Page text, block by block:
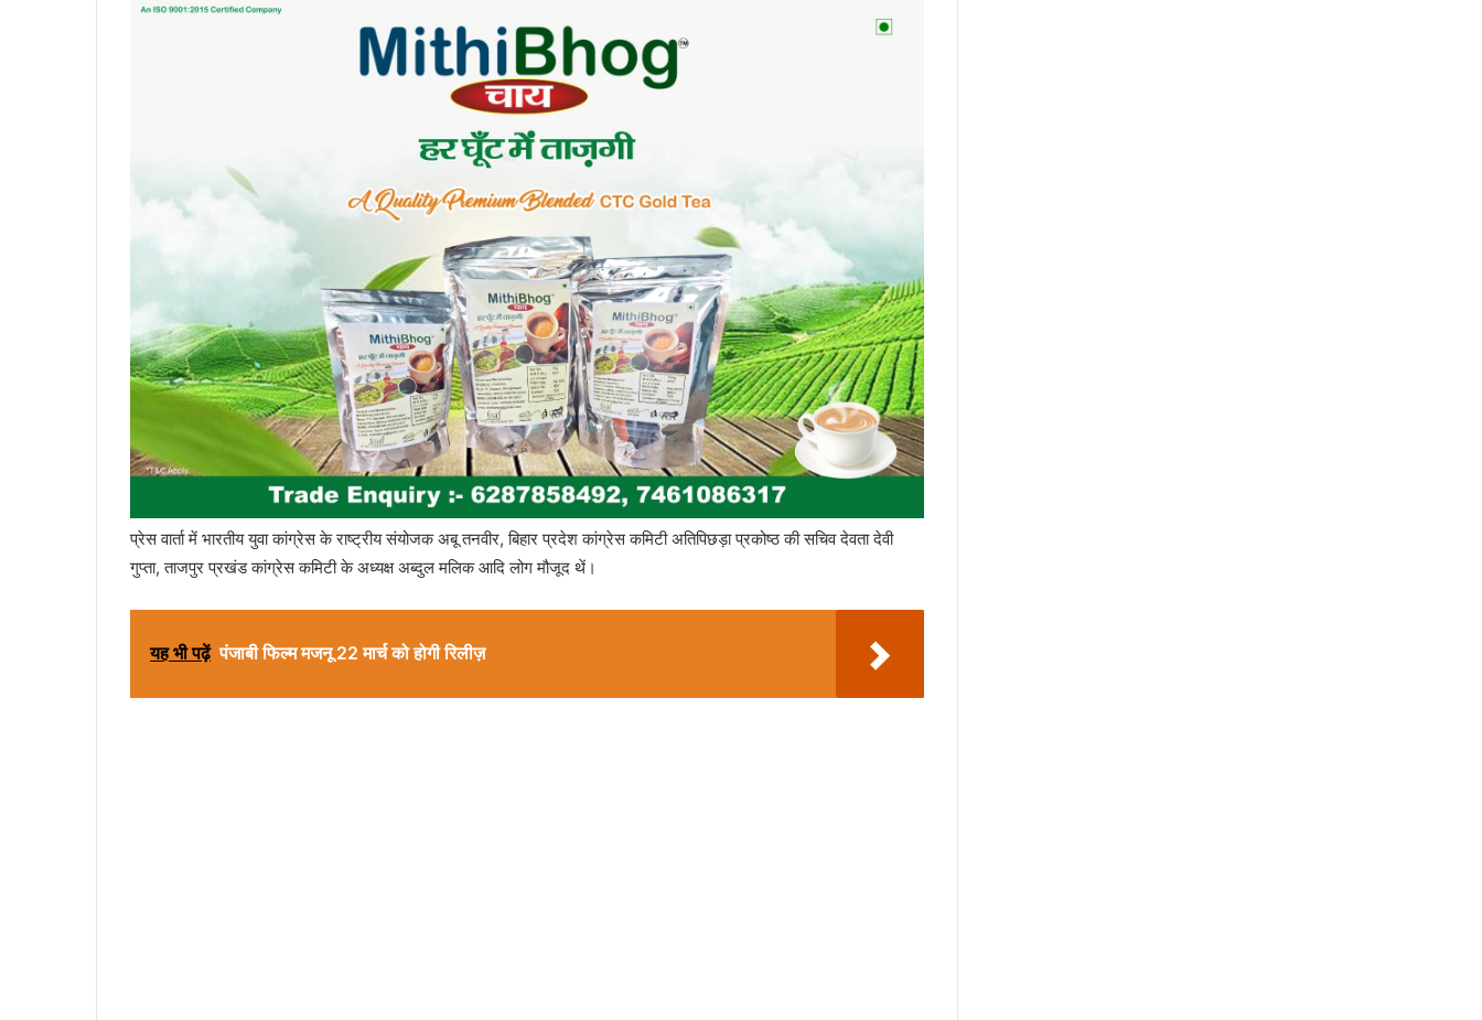
प्रेस वार्ता में भारतीय युवा कांग्रेस के राष्ट्रीय संयोजक अबू तनवीर, बिहार प्रदेश कांग्रेस कमिटी अतिपिछड़ा प्रकोष्ठ की सचिव देवता देवी
गुप्ता, ताजपुर प्रखंड कांग्रेस कमिटी के अध्यक्ष अब्दुल मलिक आदि लोग मौजूद थें।
यह भी पढ़ें पंजाबी फिल्म मजनू 22 मार्च को होगी रिलीज़